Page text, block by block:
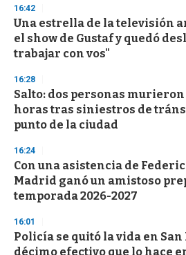
s
e
c
o
n
16:42
Una estrella de la televisión
el show de Gustaf y quedó
trabajar con vos"
16:28
Salto: dos personas
horas tras siniestros de
punto de la ciudad
16:24
Con una asistencia de
Madrid ganó un amistoso
temporada 2026-2027
16:01
Policía se quitó la vida en San
décimo efectivo que lo hace